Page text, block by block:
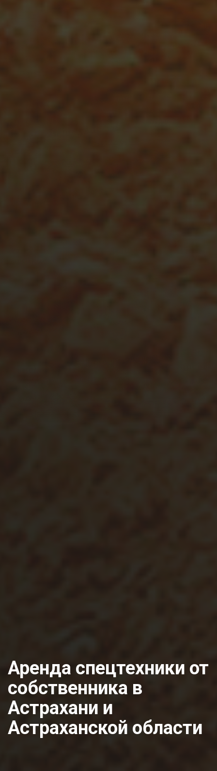
Аренда спецтехники от
собственника в
Астрахани и
Астраханской области